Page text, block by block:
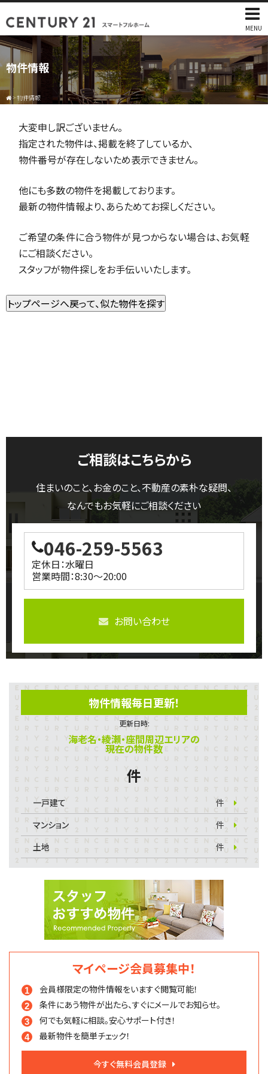
MENU
物件情報
>物件情報
大変申し訳ございません。
指定された物件は、掲載を終了しているか、
物件番号が存在しないため表示できません。
他にも多数の物件を掲載しております。
最新の物件情報より、あらためてお探しください。
ご希望の条件に合う物件が見つからない場合は、お気軽
にご相談ください。
スタッフが物件探しをお手伝いいたします。
ご相談はこちらから
住まいのこと、お金のこと、不動産の素朴な疑問、
なんでもお気軽にご相談ください
046-259-5563
定休日：水曜日
営業時間：8:30～20:00
お問い合わせ
物件情報毎日更新！
更新日時:
海老名・綾瀬・座間周辺エリアの
現在の物件数
件
一戸建て
件
マンション
件
土地
件
マイページ会員募集中！
会員様限定の物件情報をいますぐ閲覧可能！
条件にあう物件が出たら、すぐにメールでお知らせ。
何でも気軽に相談。安心サポート付き！
最新物件を簡単チェック！
今すぐ無料会員登録